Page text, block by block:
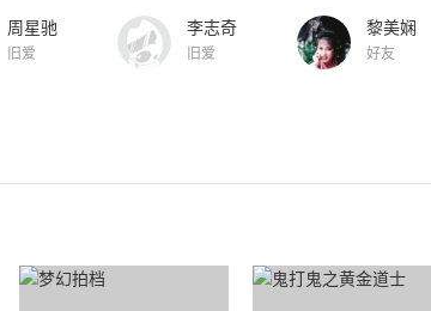
周星驰
旧爱
李志奇
旧爱
黎美娴
好友